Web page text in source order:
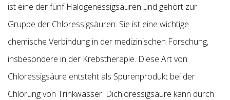
ist eine der fünf Halogenessigsäuren und gehört zur
Gruppe der Chloressigsäuren. Sie ist eine wichtige
chemische Verbindung in der medizinischen Forschung,
insbesondere in der Krebstherapie. Diese Art von
Chloressigsäure entsteht als Spurenprodukt bei der
Chlorung von Trinkwasser. Dichloressigsäure kann durch